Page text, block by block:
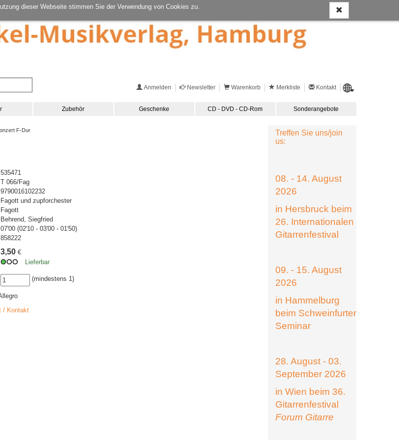
dieser Webseite stimmen Sie der Verwendung von Cookies zu.
Anmelden Newsletter Warenkorb Merkliste Kontakt
Zubehör Geschenke CD - DVD - CD-Rom Sonderangebote
F-Dur
535471
T 066/Fag
9790016102232
Fagott und zupforchester
Fagott
Behrend, Siegfried
07'00 (02'10 - 03'00 - 01'50)
858222
3,50 €
Lieferbar
(mindestens 1)
/ Kontakt
Treffen Sie uns/join
us:
08. - 14. August
2026
in Hersbruck beim
26. Internationalen
Gitarrenfestival
09. - 15. August
2026
in Hammelburg
beim Schweinfurter
Seminar
28. August - 03.
September 2026
in Wien beim 36.
Gitarrenfestival
Forum Gitarre